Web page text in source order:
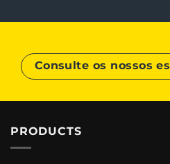
Consulte os nossos
PRODUCTS